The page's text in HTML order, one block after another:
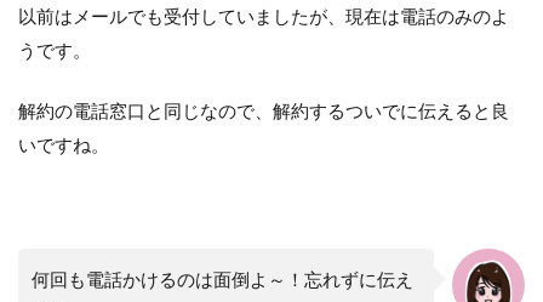
以前はメールでも受付していましたが、現在は電話のみのよ
うです。
解約の電話窓口と同じなので、解約するついでに伝えると良
いですね。
何回も電話かけるのは面倒よ～！忘れずに伝え